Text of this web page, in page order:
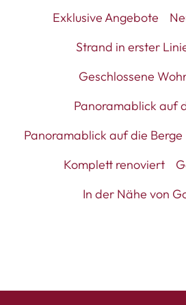
Exklusive Angebote
Strand in erster
Geschlossene
Panoramablick auf
Panoramablick auf die Berge
Komplett renoviert
In der Nähe von